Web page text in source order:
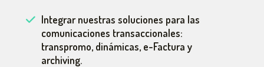
Integrar nuestras soluciones para las
comunicaciones transaccionales:
transpromo, dinámicas, e-Factura y
archiving.